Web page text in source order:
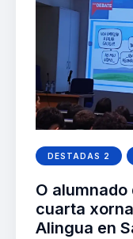
DESTADAS 2
O
cuarta
Alingua en